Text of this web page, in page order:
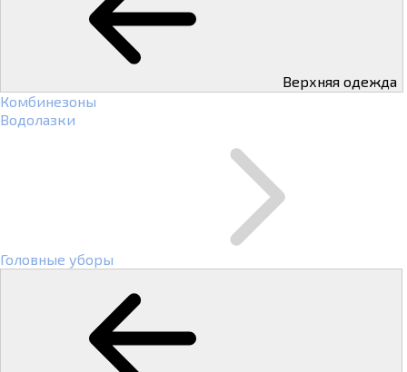
Верхняя одежда
Комбинезоны
Водолазки
Головные уборы